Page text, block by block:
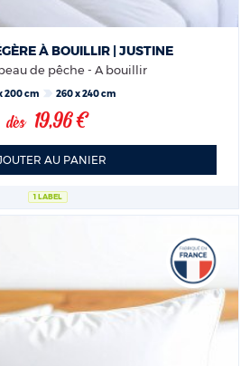
1 LABEL
À BOUILLIR | JUSTINE
de pêche - A bouillir
200 cm 260 x 240 cm
dès 19,96 €
AU PANIER